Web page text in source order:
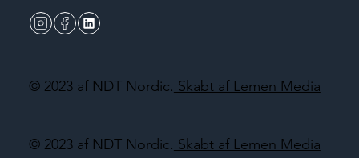
© 2023 af NDT Nordic. Skabt af Lemen Media
© 2023 af NDT Nordic. Skabt af Lemen Media